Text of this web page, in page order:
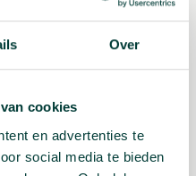
Over
cookies
en advertenties te
social media te bieden
is er meer
Ga in
mogelijkheden
hypotheek?
waarbij je niet direct
hypotheek betaal je